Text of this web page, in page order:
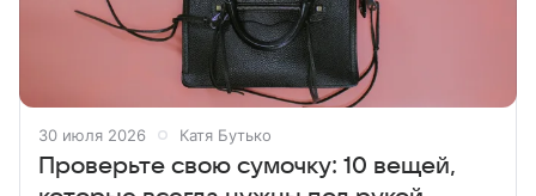
30 июля 2026 Катя Бутько
Проверьте свою сумочку: 10 вещей,